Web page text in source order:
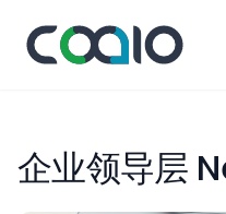
企业领导层